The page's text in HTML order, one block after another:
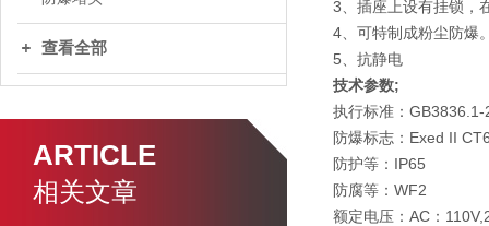
查看全部
ARTICLE
相关文章
3、插座上设有挂锁，
4、可特制成粉尘防爆
5、抗静电
技术参数;
执行标准：
防爆标志：Exed II
防护等：IP65
防腐等：WF2
额定电压：AC：